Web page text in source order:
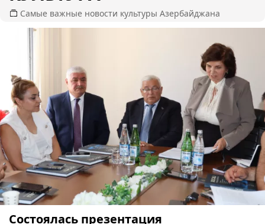
Самые важные новости культуры Азербайджана
Состоялась презентация